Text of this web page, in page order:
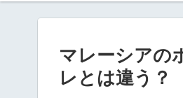
マレーシアの
レとは違う？